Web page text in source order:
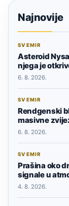
Najnovije
SVEMIR
Asteroid
njega je
6. 8. 2026.
SVEMIR
Rendgenski
masivne
6. 8. 2026.
SVEMIR
Prašina oko
signale u
4. 8. 2026.